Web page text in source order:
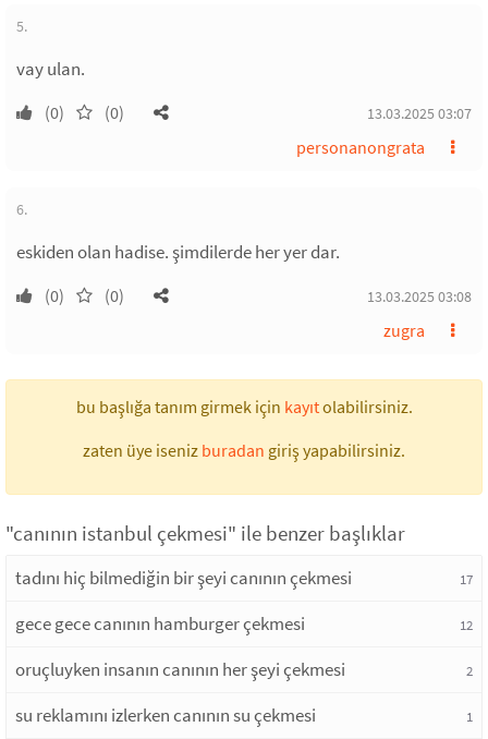
5.
vay ulan.
(0) (0) 13.03.2025 03:07
personanongrata
6.
eskiden olan hadise. şimdilerde her yer dar.
(0) (0) 13.03.2025 03:08
zugra
bu başlığa tanım girmek için kayıtolabilirsiniz.
zaten üye iseniz buradan giriş yapabilirsiniz.
"canının istanbul çekmesi" ile benzer başlıklar
tadını hiç bilmediğin bir şeyi canının çekmesi 17
gece gece canının hamburger çekmesi 12
oruçluyken insanın canının her şeyi çekmesi 2
su reklamını izlerken canının su çekmesi 1